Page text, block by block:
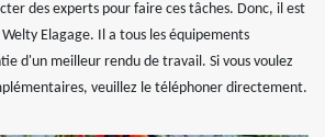
des experts pour faire ces tâches. Donc, il est
Elagage. Il a tous les équipements
d'un meilleur rendu de travail. Si vous voulez
veuillez le téléphoner directement.